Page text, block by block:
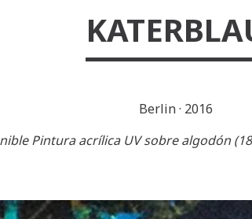
Berlin· 2016
Pintura acrílica UV sobre algodón